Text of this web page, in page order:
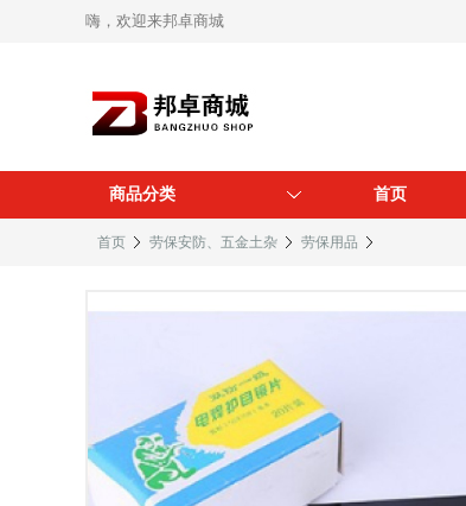
嗨，欢迎来邦卓商城
商品分类 首页
首页 劳保安防、五金土杂 劳保用品